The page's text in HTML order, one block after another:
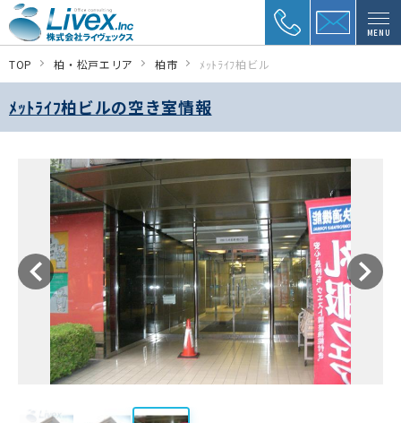
MENU
TOP 柏・松戸エリア 柏市 ﾒｯﾄﾗｲﾌ柏ビル
ﾒｯﾄﾗｲﾌ柏ビルの空き室情報